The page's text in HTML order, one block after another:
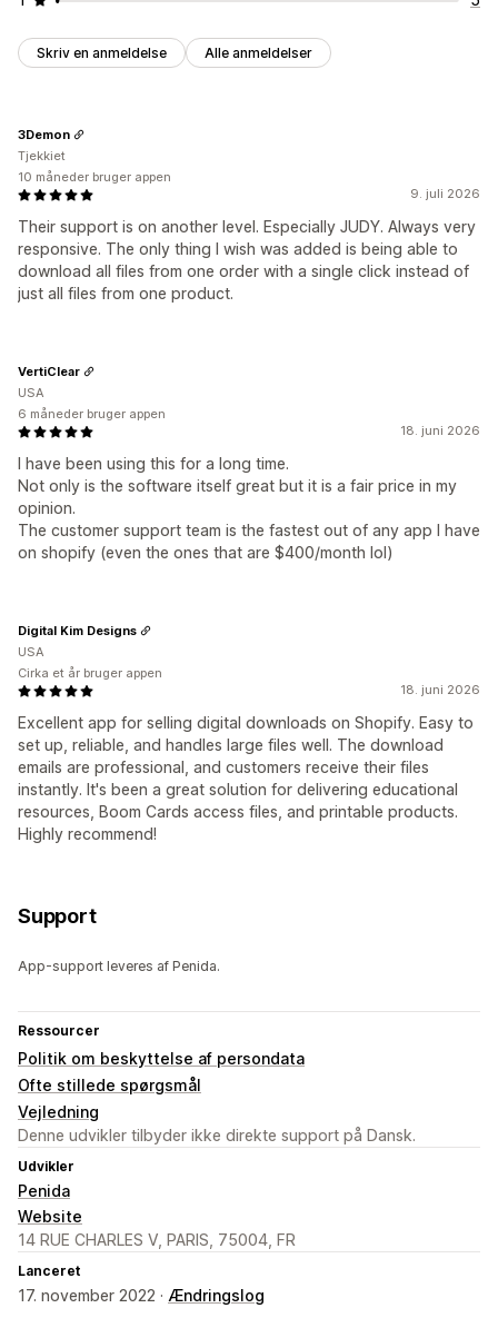
Skriv en anmeldelse Alle anmeldelser
9. juli 2026
Their support is on another level. Especially JUDY. Always very
responsive. The only thing I wish was added is being able to
download all files from one order with a single click instead of
just all files from one product.
3Demon
Tjekkiet
10 måneder bruger appen
18. juni 2026
I have been using this for a long time.
Not only is the software itself great but it is a fair price in my
opinion.
The customer support team is the fastest out of any app I have
on shopify (even the ones that are $400/month lol)
VertiClear
USA
6 måneder bruger appen
18. juni 2026
Excellent app for selling digital downloads on Shopify. Easy to
set up, reliable, and handles large files well. The download
emails are professional, and customers receive their files
instantly. It's been a great solution for delivering educational
resources, Boom Cards access files, and printable products.
Highly recommend!
Digital Kim Designs
USA
Cirka et år bruger appen
Support
App-support leveres af Penida.
Ressourcer
Politik om beskyttelse af persondata
Ofte stillede spørgsmål
Vejledning
Denne udvikler tilbyder ikke direkte support på Dansk.
Udvikler
Penida
Website
14 RUE CHARLES V, PARIS, 75004, FR
Lanceret
17. november 2022 · Ændringslog